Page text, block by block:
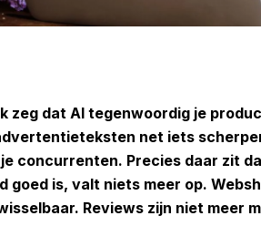
zeg dat AI tegenwoordig je
net iets
concurrenten. Precies daar zit
goed is, valt niets meer op.
Reviews zijn niet meer